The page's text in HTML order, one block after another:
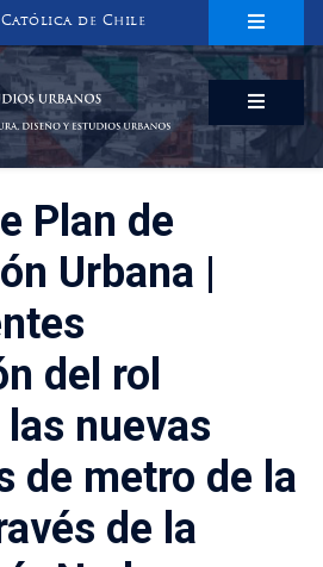
de Chile
URBANOS
DISEÑO Y ESTUDIOS URBANOS
Plan de
Urbana |
del rol
nuevas
de metro de la
de la